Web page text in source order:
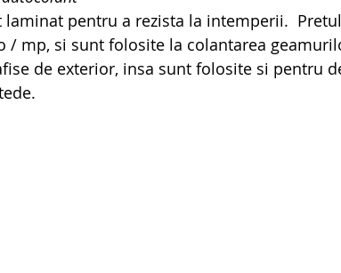
pentru a rezista la intemperii.
/ mp, si sunt folosite la colantarea
de exterior, insa sunt folosite si pentru